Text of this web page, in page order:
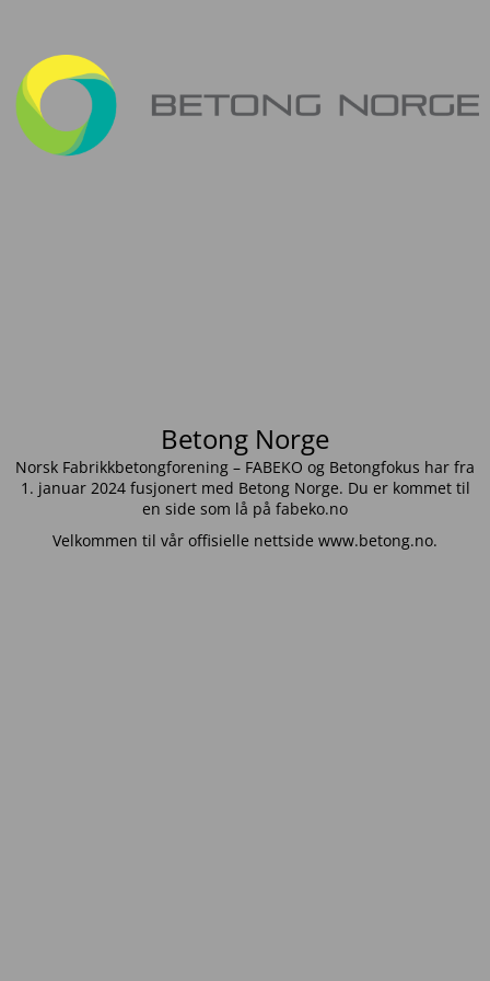
Betong Norge
Norsk Fabrikkbetongforening – FABEKO og Betongfokus har fra
1. januar 2024 fusjonert med Betong Norge. Du er kommet til
en side som lå på fabeko.no
Velkommen til vår offisielle nettside www.betong.no.